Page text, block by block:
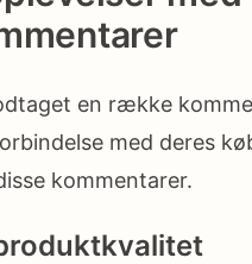
en række
med deres
kommentarer.